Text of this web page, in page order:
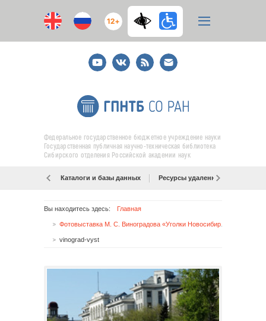
12+
YoutubeВКонтакте
RSS
E-
mail
подписка
Федеральное государственное бюджетное учреждение науки
Государственная публичная научно-техническая библиотека
Сибирского отделения Российской академии наук
Каталоги и базы данных Ресурсы удаленного доступа
Вы находитесь здесь: Главная
vinograd-vyst